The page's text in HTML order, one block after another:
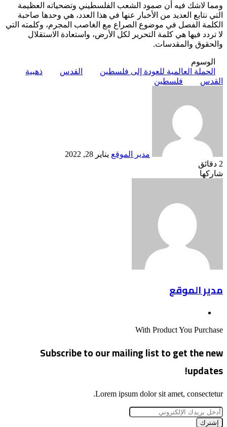
ومما لاشك فيه أن صمود الشعب الفلسطيني وتضحياته العظيمة
التي نتابع العديد من الأخبار عنها في هذا العدد، هي وحدها صاحبة
الكلمة الفصل في موضوع الصراع مع الغاصب المجرم، وكلمته التي
لا تردد فيها هي كلمة التحرير لكل الأرض، واستعادة الاستقلال
والحقوق والمقدسات.
الوسوم
الحملة العالمية للعودة إلى فلسطين
القدس
ذهبية
القدس
فلسطين
مدير الموقع يناير 28, 2022
2 دقائق
فيسبوك
‫X
لينكدإن
بينتيريست
Odnoklassniki
شاركها
مدير الموقع
With Product You Purchase
Subscribe to our mailing list to get the new
updates!
Lorem ipsum dolor sit amet, consectetur.
أدخل
بريدك